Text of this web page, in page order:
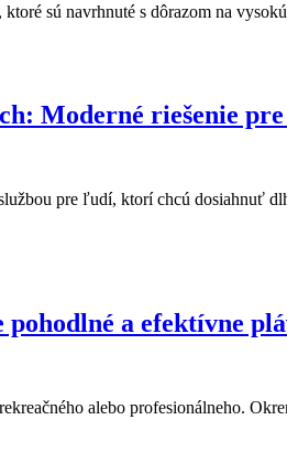
sú navrhnuté s dôrazom na
Moderné riešenie
pre ľudí, ktorí chcú dosiahnuť
a efektívne
alebo profesionálneho.